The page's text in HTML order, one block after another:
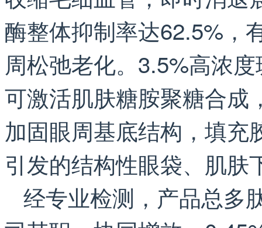
酶整体抑制率达62.5%，
周松弛老化。3.5%高浓
可激活肌肤糖胺聚糖合成
加固眼周基底结构，填充
引发的结构性眼袋、肌
经专业检测，产品总多